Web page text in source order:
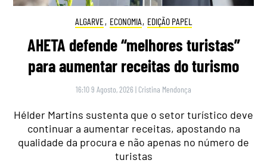
ALGARVE, ECONOMIA, EDIÇÃO PAPEL
AHETA defende “melhores turistas”
para aumentar receitas do turismo
16:10 9 Agosto, 2026 | Cristina Mendonça
Hélder Martins sustenta que o setor turístico deve
continuar a aumentar receitas, apostando na
qualidade da procura e não apenas no número de
turistas